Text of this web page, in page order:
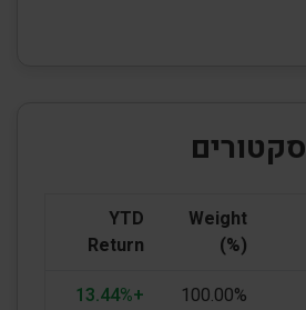
סקטורים
Weight
(%)
YTD
Return
100.00%
+13.44%